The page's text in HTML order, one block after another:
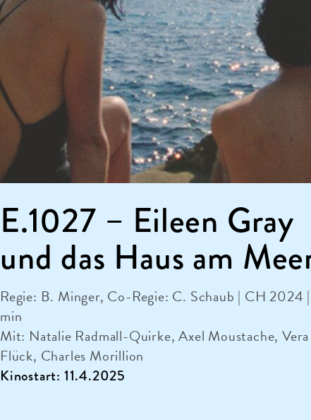
E.1027 – Eileen Gray
und das Haus am
Regie: B. Minger, Co-Regie: C. Schaub | CH 2024
min
Mit: Natalie Radmall-Quirke, Axel Moustache, Vera
Flück, Charles Morillion
Kinostart: 11.4.2025